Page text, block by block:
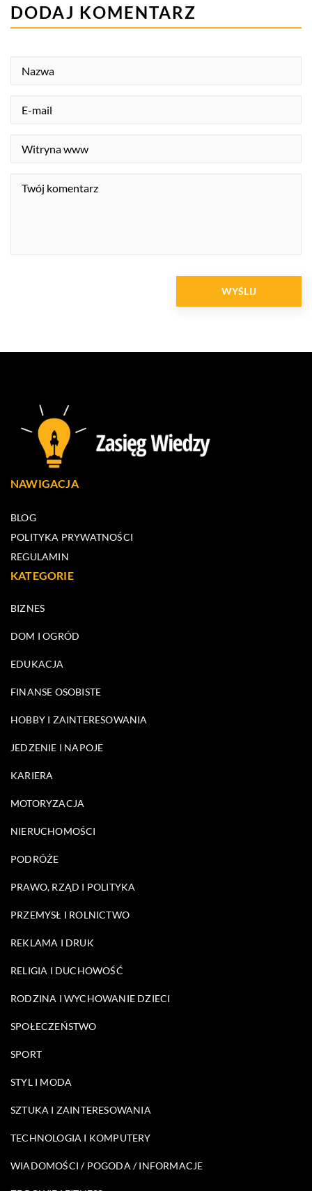
DODAJ KOMENTARZ
NAWIGACJA
BLOG
POLITYKA PRYWATNOŚCI
REGULAMIN
KATEGORIE
BIZNES
DOM I OGRÓD
EDUKACJA
FINANSE OSOBISTE
HOBBY I ZAINTERESOWANIA
JEDZENIE I NAPOJE
KARIERA
MOTORYZACJA
NIERUCHOMOŚCI
PODRÓŻE
PRAWO, RZĄD I POLITYKA
PRZEMYSŁ I ROLNICTWO
REKLAMA I DRUK
RELIGIA I DUCHOWOŚĆ
RODZINA I WYCHOWANIE DZIECI
SPOŁECZEŃSTWO
SPORT
STYL I MODA
SZTUKA I ZAINTERESOWANIA
TECHNOLOGIA I KOMPUTERY
WIADOMOŚCI / POGODA / INFORMACJE